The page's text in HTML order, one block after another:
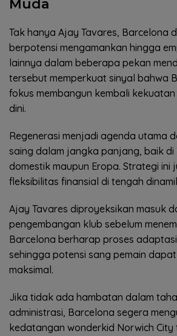
Muda
Tak hanya Ajay Tavares, Barcelona
berpotensi mengamankan hingga
lainnya dalam beberapa pekan
tersebut memperkuat sinyal bahwa
fokus membangun kembali
dini.
Regenerasi menjadi agenda utama
saing dalam jangka panjang, baik di
domestik maupun Eropa. Strategi ini
fleksibilitas finansial di tengah
Ajay Tavares diproyeksikan masuk
pengembangan klub sebelum
Barcelona berharap proses
sehingga potensi sang pemain
maksimal.
Jika tidak ada hambatan dalam
administrasi, Barcelona segera
kedatangan wonderkid Norwich City